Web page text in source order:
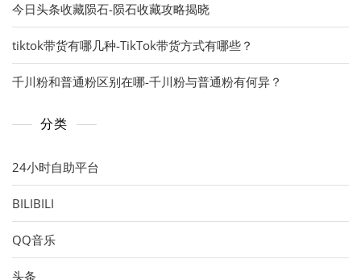
今日头条收藏陨石-陨石收藏攻略揭晓
tiktok带货有哪几种-TikTok带货方式有哪些？
千川粉和普通粉区别在哪-千川粉与普通粉有何异？
分类
24小时自助平台
BILIBILI
QQ音乐
头条